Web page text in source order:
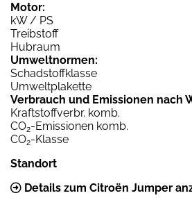
Motor:
kW / PS
Treibstoff
Hubraum
Umweltnormen:
Schadstoffklasse
Umweltplakette
Verbrauch und Emissionen nach
Kraftstoffverbr. komb.
CO2-Emissionen komb.
CO2-Klasse
Standort
Details zum Citroën Jumper